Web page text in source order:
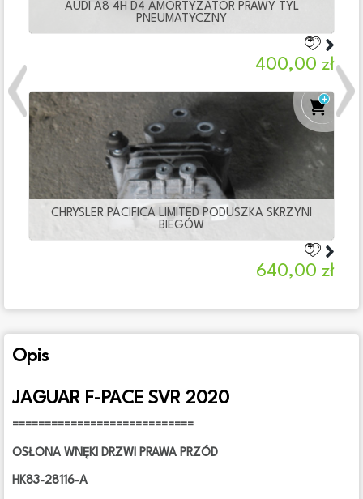
AUDI A8 4H D4 AMORTYZATOR PRAWY TYL
PNEUMATYCZNY
400,00 zł
CHRYSLER PACIFICA LIMITED PODUSZKA SKRZYNI
BIEGÓW
640,00 zł
Previous
Opis
JAGUAR F-PACE SVR 2020
============================
OSŁONA WNĘKI DRZWI PRAWA PRZÓD
HK83-28116-A